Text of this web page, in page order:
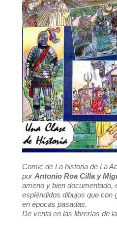
Comic de La historia de La
porAntonio Roa Cilla y
ameno y bien documentado,
espléndidos dibujos que con
en épocas pasadas.
De venta en las librerías de